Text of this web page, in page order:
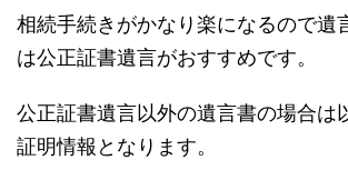
相続手続きがかなり楽になるので遺
は公正証書遺言がおすすめです。
公正証書遺言以外の遺言書の場合は
証明情報となります。